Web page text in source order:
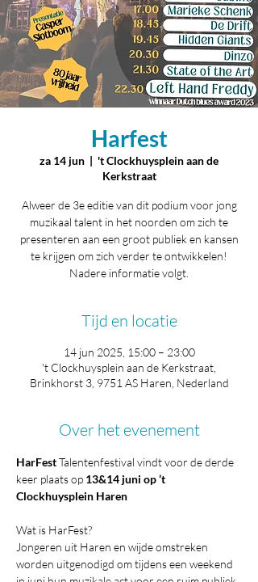
Harfest
za 14 jun
  |
't Clockhuysplein aan de
Kerkstraat
Alweer de 3e editie van dit podium voor jong
muzikaal talent in het noorden om zich te
presenteren aan een groot publiek en kansen
te krijgen om zich verder te ontwikkelen!
Nadere informatie volgt.
Tijd en locatie
14 jun 2025, 15:00 – 23:00
't Clockhuysplein aan de Kerkstraat,
Brinkhorst 3, 9751 AS Haren, Nederland
Over het evenement
HarFest Talentenfestival vindt voor de derde
keer plaats op 13&14 juni op ’t
Clockhuysplein Haren
Wat is HarFest?
Jongeren uit Haren en wijde omstreken
worden uitgenodigd om tijdens een weekend